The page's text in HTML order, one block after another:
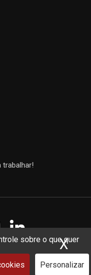
sobre o que quer
Personalizar
X
trabalhar!
Développement